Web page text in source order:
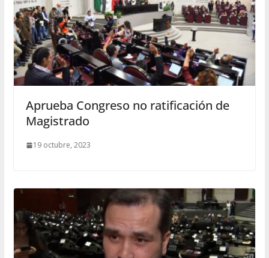
Aprueba Congreso no ratificación de
Magistrado
19 octubre, 2023